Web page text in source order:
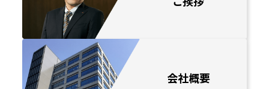
サステナビリティ
採⽤情報
会社概要